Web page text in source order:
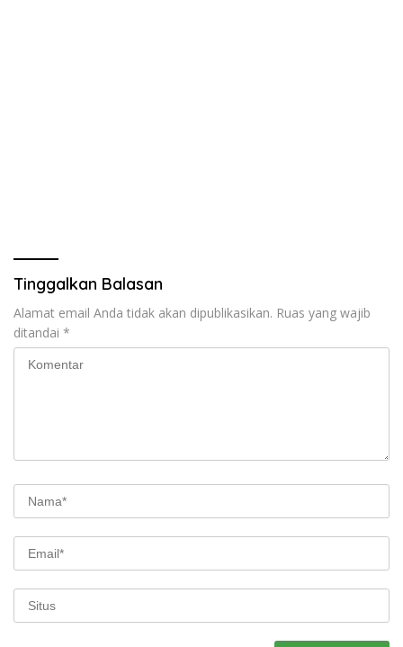
Tinggalkan Balasan
Alamat email Anda tidak akan dipublikasikan. Ruas yang wajib
ditandai *